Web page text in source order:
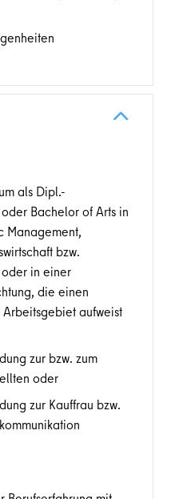
als Dipl.-
Bachelor of Arts in
Management,
bzw.
in einer
die einen
aufweist
zur bzw. zum
oder
zur Kauffrau bzw.